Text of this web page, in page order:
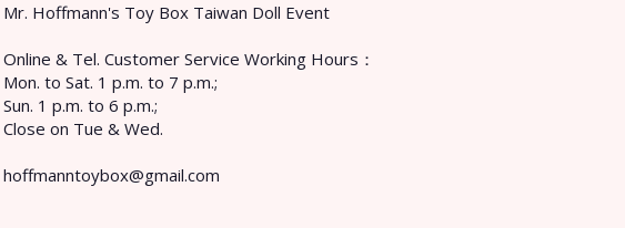
Mr. Hoffmann's Toy Box Taiwan Doll Event
​Online & Tel. Customer Service Working Hours：
Mon. to Sat. 1 p.m. to 7 p.m.;
Sun. 1 p.m. to 6 p.m.;
Close on Tue & Wed.
hoffmanntoybox@gmail.com